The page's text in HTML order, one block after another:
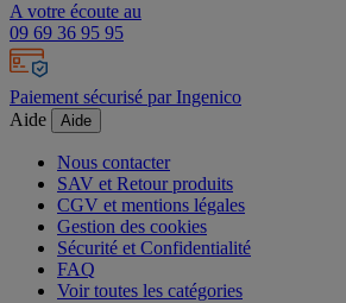
A votre écoute au
09 69 36 95 95
Paiement sécurisé par Ingenico
Aide
Aide
Nous contacter
SAV et Retour produits
CGV et mentions légales
Gestion des cookies
Sécurité et Confidentialité
FAQ
Voir toutes les catégories